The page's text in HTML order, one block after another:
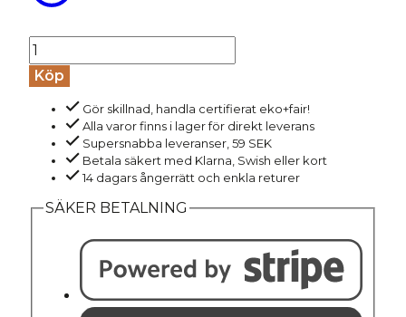
Leggings
ull/bomull
BASSY
melerad
mängd
Köp
Gör skillnad, handla certifierat eko+fair!
Alla varor finns i lager för direkt leverans
Supersnabba leveranser, 59 SEK
Betala säkert med Klarna, Swish eller kort
14 dagars ångerrätt och enkla returer
SÄKER BETALNING